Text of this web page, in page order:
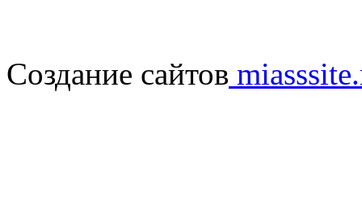
Создание сайтов